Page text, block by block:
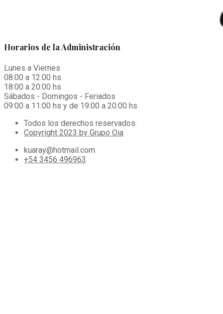
Horarios de la Administración
Lunes a Viernes
08:00 a 12:00 hs
18:00 a 20:00 hs
Sábados - Domingos - Feriados
09:00 a 11:00 hs y de 19:00 a 20:00 hs
Todos los derechos reservados.
Copyright 2023 by Grupo Oia
kuaray@hotmail.com
+54 3456 496963